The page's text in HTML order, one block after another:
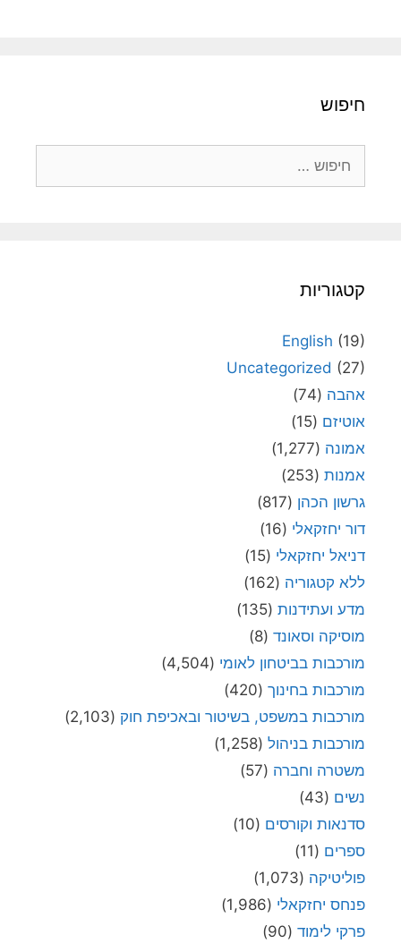
חיפוש
קטגוריות
English (19)
Uncategorized (27)
אהבה (74)
אוטיזם (15)
אמונה (1,277)
אמנות (253)
גרשון הכהן (817)
דור יחזקאלי (16)
דניאל יחזקאלי (15)
ללא קטגוריה (162)
מדע ועתידנות (135)
מוסיקה וסאונד (8)
מורכבות בביטחון לאומי (4,504)
מורכבות בחינוך (420)
מורכבות במשפט, בשיטור ובאכיפת חוק (2,103)
מורכבות בניהול (1,258)
משטרה וחברה (57)
נשים (43)
סדנאות וקורסים (10)
ספרים (11)
פוליטיקה (1,073)
פנחס יחזקאלי (1,986)
פרקי לימוד (90)